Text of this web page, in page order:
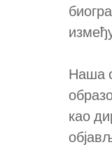
Наша
као